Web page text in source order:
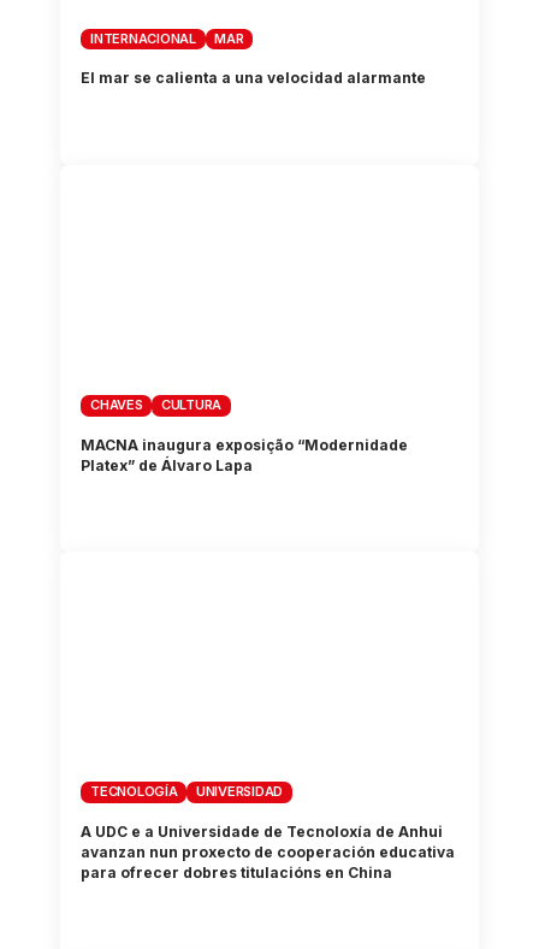
INTERNACIONAL MAR
El mar se calienta a una velocidad alarmante
CHAVES CULTURA
MACNA inaugura exposição “Modernidade
Platex” de Álvaro Lapa
TECNOLOGÍA UNIVERSIDAD
A UDC e a Universidade de Tecnoloxía de Anhui
avanzan nun proxecto de cooperación educativa
para ofrecer dobres titulacións en China